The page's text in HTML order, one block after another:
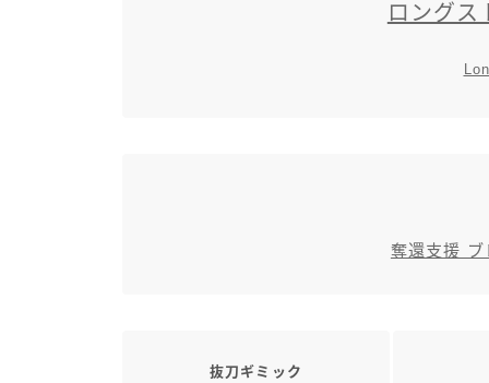
ロングス
奪還支援
抜刀ギミック